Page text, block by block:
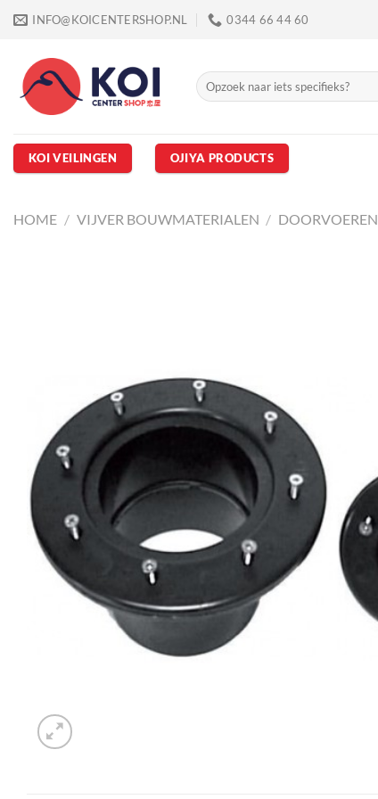
Ga
inhoud
INFO@KOICENTERSHOP.NL 0344 66 44 60
Zoeken
naar:
KOI VEILINGEN OJIYA PRODUCTS
HOME / VIJVER BOUWMATERIALEN / DOORVOEREN